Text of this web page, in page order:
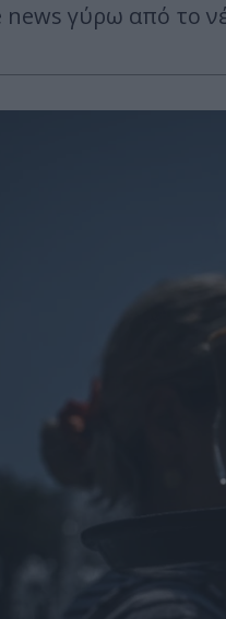
news γύρω από το